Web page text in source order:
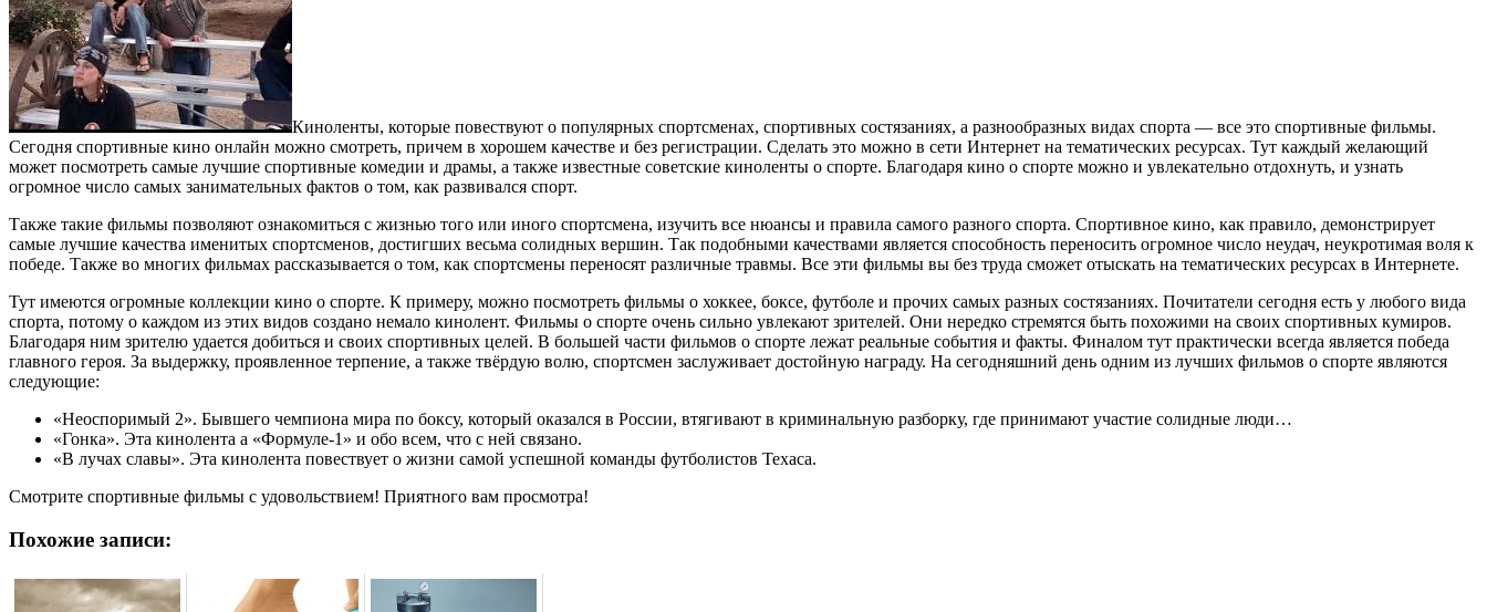
Киноленты, которые повествуют о популярных спортсменах, спортивных состязаниях, а разнообразных видах спорта — все это спортивные фильмы.
Сегодня спортивные кино онлайн можно смотреть, причем в хорошем качестве и без регистрации. Сделать это можно в сети Интернет на тематических ресурсах. Тут каждый желающий
может посмотреть самые лучшие спортивные комедии и драмы, а также известные советские киноленты о спорте. Благодаря кино о спорте можно и увлекательно отдохнуть, и узнать
огромное число самых занимательных фактов о том, как развивался спорт.
Также такие фильмы позволяют ознакомиться с жизнью того или иного спортсмена, изучить все нюансы и правила самого разного спорта. Спортивное кино, как правило, демонстрирует
самые лучшие качества именитых спортсменов, достигших весьма солидных вершин. Так подобными качествами является способность переносить огромное число неудач, неукротимая воля к
победе. Также во многих фильмах рассказывается о том, как спортсмены переносят различные травмы. Все эти фильмы вы без труда сможет отыскать на тематических ресурсах в Интернете.
Тут имеются огромные коллекции кино о спорте. К примеру, можно посмотреть фильмы о хоккее, боксе, футболе и прочих самых разных состязаниях. Почитатели сегодня есть у любого вида
спорта, потому о каждом из этих видов создано немало кинолент. Фильмы о спорте очень сильно увлекают зрителей. Они нередко стремятся быть похожими на своих спортивных кумиров.
Благодаря ним зрителю удается добиться и своих спортивных целей. В большей части фильмов о спорте лежат реальные события и факты. Финалом тут практически всегда является победа
главного героя. За выдержку, проявленное терпение, а также твёрдую волю, спортсмен заслуживает достойную награду. На сегодняшний день одним из лучших фильмов о спорте являются
следующие:
«Неоспоримый 2». Бывшего чемпиона мира по боксу, который оказался в России, втягивают в криминальную разборку, где принимают участие солидные люди…
«Гонка». Эта кинолента а «Формуле-1» и обо всем, что с ней связано.
«В лучах славы». Эта кинолента повествует о жизни самой успешной команды футболистов Техаса.
Смотрите спортивные фильмы с удовольствием! Приятного вам просмотра!
Похожие записи: